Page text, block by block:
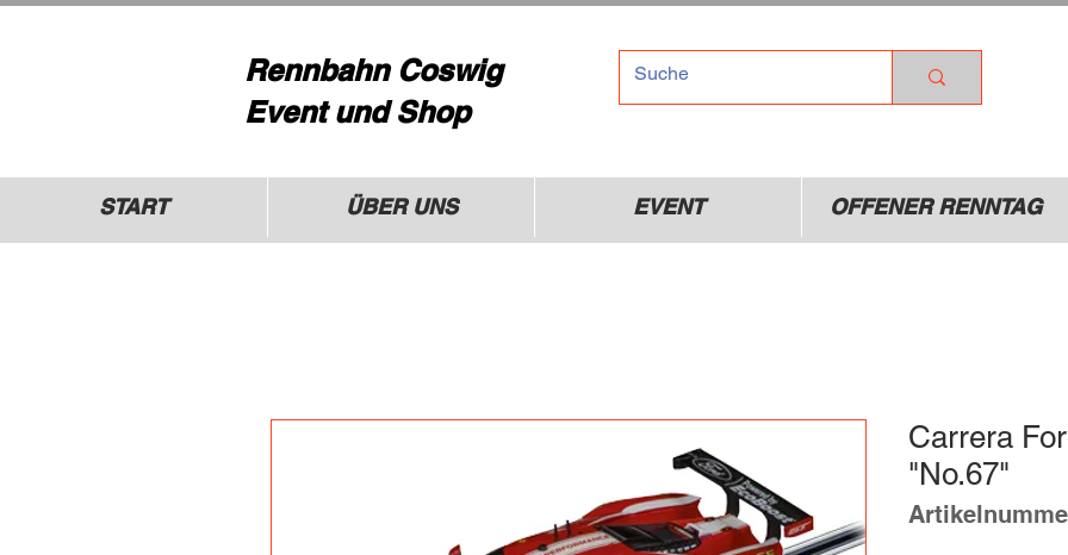
Rennbahn Coswig
Event und Shop
START ÜBER UNS EVENT OFFENER RENNTAG
Carrera
"No.67"